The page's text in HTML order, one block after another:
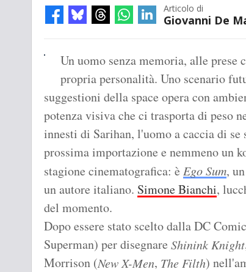
Articolo di
Giovanni De
Un uomo senza memoria, alle prese
propria personalità. Uno scenario
suggestioni della space opera con
potenza visiva che ci trasporta di peso
innesti di Sarihan, l'uomo a caccia di se
prossima importazione e nemmeno un
stagione cinematografica: è Ego Sum,
un autore italiano. Simone Bianchi,
del momento.
Dopo essere stato scelto dalla DC
Superman) per disegnare Shinink Knight
Morrison (New X-Men, The Filth)